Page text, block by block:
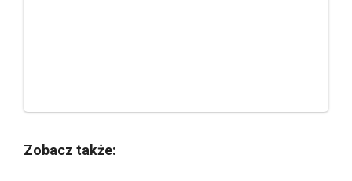
Zobacz także: